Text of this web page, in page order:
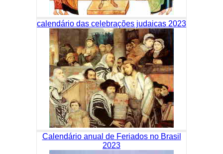
calendário das celebrações judaicas 2023
Calendário anual de Feriados no Brasil
2023